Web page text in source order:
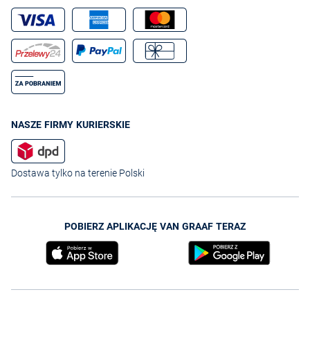
NASZE FIRMY KURIERSKIE
Dostawa tylko na terenie Polski
POBIERZ APLIKACJĘ VAN GRAAF TERAZ